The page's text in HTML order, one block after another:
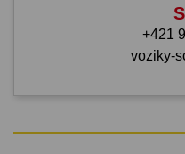
+421
voziky-